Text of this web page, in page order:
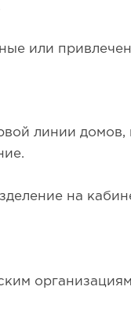
для открытия
или
линии домов,
на